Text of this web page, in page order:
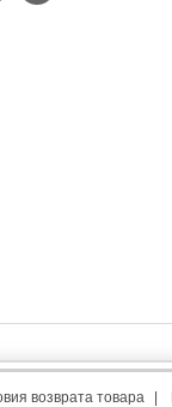
возврата товара